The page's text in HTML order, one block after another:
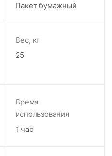
Пакет бумажный
Вес, кг
25
Время
использования
1 час